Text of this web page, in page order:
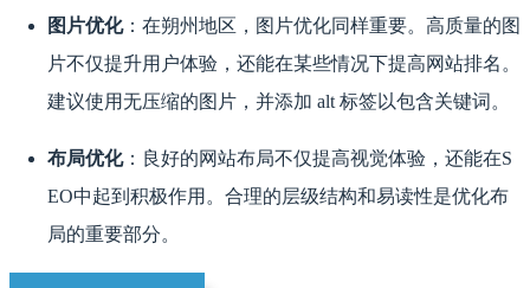
图片优化：在朔州地区，图片优化同样重要。高质量的图
片不仅提升用户体验，还能在某些情况下提高网站排名。
建议使用无压缩的图片，并添加 alt 标签以包含关键词。
布局优化：良好的网站布局不仅提高视觉体验，还能在S
EO中起到积极作用。合理的层级结构和易读性是优化布
局的重要部分。